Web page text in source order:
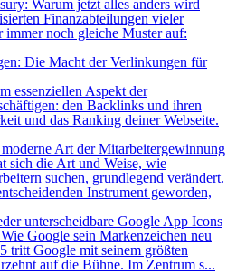
Warum jetzt alles anders wird
Finanzabteilungen vieler
noch gleiche Muster auf:
Die Macht der Verlinkungen für
essenziellen Aspekt der
den Backlinks und ihren
und das Ranking deiner Webseite.
Art der Mitarbeitergewinnung
sich die Art und Weise, wie
suchen, grundlegend verändert.
Instrument geworden,
unterscheidbare Google App Icons
Google sein Markenzeichen neu
tritt Google mit seinem größten
auf die Bühne. Im Zentrum s...